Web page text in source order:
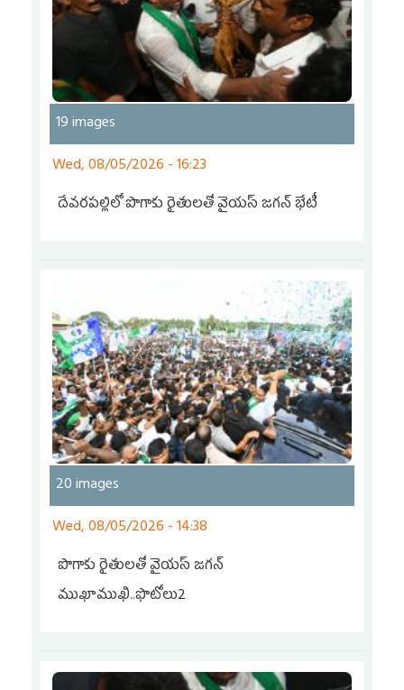
19 images
Wed, 08/05/2026 - 16:23
దేవరపల్లిలో పొగాకు రైతులతో వైయస్ జగన్ భేటీ
20 images
Wed, 08/05/2026 - 14:38
పొగాకు రైతుల‌తో వైయ‌స్ జ‌గ‌న్
ముఖాముఖి..ఫొటోలు2